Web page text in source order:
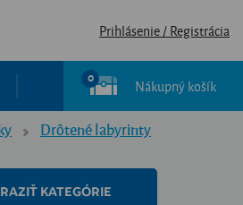
Prihlásenie / Registrácia
0 Nákupný košík
Drôtené labyrinty
KATEGÓRIE